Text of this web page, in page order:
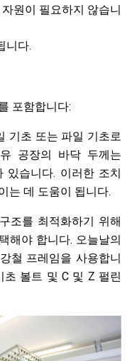
원이 필요하지 않습니
니다.
포함합니다:
기초 또는 파일 기초로
공장의 바닥 두께는
있습니다. 이러한 조치
는 데 도움이 됩니다.
조를 최적화하기 위해
해야 합니다. 오늘날의
철 프레임을 사용합니
초 볼트 및 C 및 Z 펄린